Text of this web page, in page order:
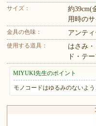
サイズ：
約39cm(
用時の
金具の色味： アンテ
使用する道具：
はさみ
ド・テ
MIYUKI先生のポイント
モノコードはゆるみのないよ